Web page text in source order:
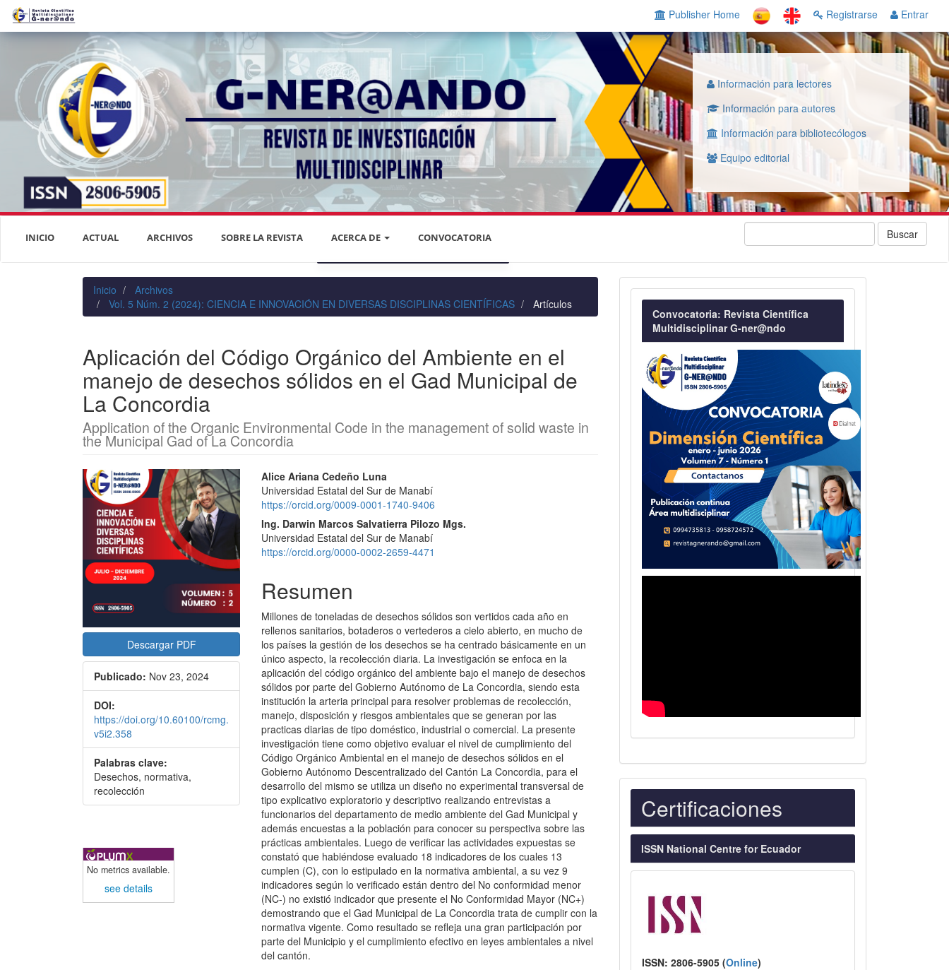
Navegación
principal
Contenido
Barra
lateral
Publisher Home Registrarse Entrar
Información para lectores
Información para autores
Información para bibliotecólogos
Equipo editorial
INICIO ACTUAL ARCHIVOS SOBRE LA REVISTA ACERCA DE
DECLARACIÓN DE PRIVACIDAD
PRIVACIDAD DE LA INFORMACIÓN
EQUIPO EDITORIAL
PROTOCOLO DE INTEROPERABILIDAD
¿CÓMO REGISTRARSE?
ENVÍOS
REGISTRARSE
ENTRAR
CONVOCATORIA Buscar
Inicio
Archivos
Vol. 5 Núm. 2 (2024): CIENCIA E INNOVACIÓN EN DIVERSAS DISCIPLINAS CIENTÍFICAS
Artículos
Aplicación del Código Orgánico del Ambiente en el
manejo de desechos sólidos en el Gad Municipal de
La Concordia
Application of the Organic Environmental Code in the management of solid waste in
the Municipal Gad of La Concordia
Barra
lateral
del
artículo
Descargar PDF
Publicado: Nov 23, 2024
DOI:
https://doi.org/10.60100/rcmg.
v5i2.358
Palabras clave:
Desechos, normativa,
recolección
No metrics available.
see details
Contenido
principal
del
artículo
Alice Ariana Cedeño Luna
Universidad Estatal del Sur de Manabí
https://orcid.org/0009-0001-1740-9406
Ing. Darwin Marcos Salvatierra Pilozo Mgs.
Universidad Estatal del Sur de Manabí
https://orcid.org/0000-0002-2659-4471
Resumen
Millones de toneladas de desechos sólidos son vertidos cada año en
rellenos sanitarios, botaderos o vertederos a cielo abierto, en mucho de
los países la gestión de los desechos se ha centrado básicamente en un
único aspecto, la recolección diaria. La investigación se enfoca en la
aplicación del código orgánico del ambiente bajo el manejo de desechos
sólidos por parte del Gobierno Autónomo de La Concordia, siendo esta
institución la arteria principal para resolver problemas de recolección,
manejo, disposición y riesgos ambientales que se generan por las
practicas diarias de tipo doméstico, industrial o comercial. La presente
investigación tiene como objetivo evaluar el nivel de cumplimiento del
Código Orgánico Ambiental en el manejo de desechos sólidos en el
Gobierno Autónomo Descentralizado del Cantón La Concordia, para el
desarrollo del mismo se utiliza un diseño no experimental transversal de
tipo explicativo exploratorio y descriptivo realizando entrevistas a
funcionarios del departamento de medio ambiente del Gad Municipal y
además encuestas a la población para conocer su perspectiva sobre las
prácticas ambientales. Luego de verificar las actividades expuestas se
constató que habiéndose evaluado 18 indicadores de los cuales 13
cumplen (C), con lo estipulado en la normativa ambiental, a su vez 9
indicadores según lo verificado están dentro del No conformidad menor
(NC-) no existió indicador que presente el No Conformidad Mayor (NC+)
demostrando que el Gad Municipal de La Concordia trata de cumplir con la
normativa vigente. Como resultado se refleja una gran participación por
parte del Municipio y el cumplimiento efectivo en leyes ambientales a nivel
del cantón.
Convocatoria
Convocatoria: Revista Científica
Multidisciplinar G-ner@ndo
Indexaciones
Certificaciones
ISSN National Centre for Ecuador
ISSN: 2806-5905 (Online)